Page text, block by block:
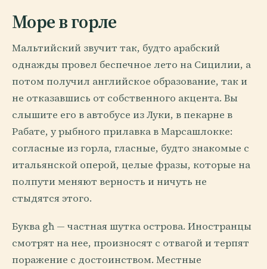
Море в горле
Мальтийский звучит так, будто арабский
однажды провел беспечное лето на Сицилии, а
потом получил английское образование, так и
не отказавшись от собственного акцента. Вы
слышите его в автобусе из Луки, в пекарне в
Рабате, у рыбного прилавка в Марсашлокке:
согласные из горла, гласные, будто знакомые с
итальянской оперой, целые фразы, которые на
полпути меняют верность и ничуть не
стыдятся этого.
Буква għ — частная шутка острова. Иностранцы
смотрят на нее, произносят с отвагой и терпят
поражение с достоинством. Местные